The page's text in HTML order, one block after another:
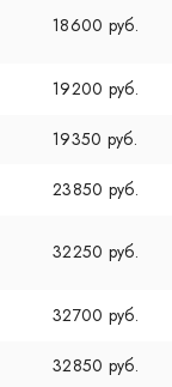
18600 руб.
19200 руб.
19350 руб.
23850 руб.
32250 руб.
32700 руб.
32850 руб.